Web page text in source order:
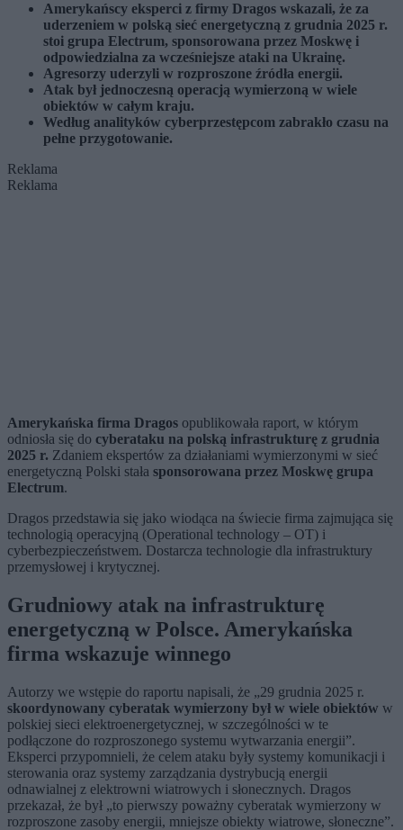
Amerykańscy eksperci z firmy Dragos wskazali, że za
uderzeniem w polską sieć energetyczną z grudnia 2025 r.
stoi grupa Electrum, sponsorowana przez Moskwę i
odpowiedzialna za wcześniejsze ataki na Ukrainę.
Agresorzy uderzyli w rozproszone źródła energii.
Atak był jednoczesną operacją wymierzoną w wiele
obiektów w całym kraju.
Według analityków cyberprzestępcom zabrakło czasu na
pełne przygotowanie.
Reklama
Reklama
Amerykańska firma Dragos opublikowała raport, w którym
odniosła się do cyberataku na polską infrastrukturę z grudnia
2025 r. Zdaniem ekspertów za działaniami wymierzonymi w sieć
energetyczną Polski stała sponsorowana przez Moskwę grupa
Electrum.
Dragos przedstawia się jako wiodąca na świecie firma zajmująca się
technologią operacyjną (Operational technology – OT) i
cyberbezpieczeństwem. Dostarcza technologie dla infrastruktury
przemysłowej i krytycznej.
Grudniowy atak na infrastrukturę
energetyczną w Polsce. Amerykańska
firma wskazuje winnego
Autorzy we wstępie do raportu napisali, że „29 grudnia 2025 r.
skoordynowany cyberatak wymierzony był w wiele obiektów w
polskiej sieci elektroenergetycznej, w szczególności w te
podłączone do rozproszonego systemu wytwarzania energii”.
Eksperci przypomnieli, że celem ataku były systemy komunikacji i
sterowania oraz systemy zarządzania dystrybucją energii
odnawialnej z elektrowni wiatrowych i słonecznych. Dragos
przekazał, że był „to pierwszy poważny cyberatak wymierzony w
rozproszone zasoby energii, mniejsze obiekty wiatrowe, słoneczne”.